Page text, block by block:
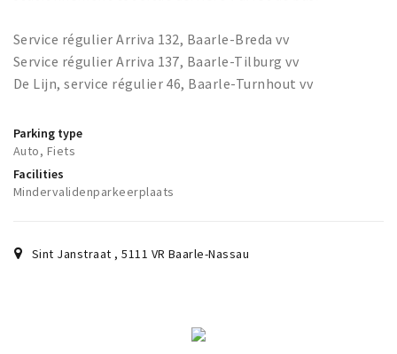
Musée et théâtre
Activité
Marche et randonnées
Nature
Service régulier Arriva 132, Baarle-Breda vv
Service régulier Arriva 137, Baarle-Tilburg vv
De Lijn, service régulier 46, Baarle-Turnhout vv
Parking type
Auto, Fiets
Facilities
Mindervalidenparkeerplaats
Sint Janstraat ,5111 VR Baarle-Nassau